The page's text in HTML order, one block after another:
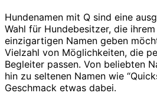
Hundenamen mit Q sind eine
Wahl für Hundebesitzer, die
einzigartigen Namen geben
Vielzahl von Möglichkeiten, die
Begleiter passen. Von beliebten
hin zu seltenen Namen wie
Geschmack etwas dabei.